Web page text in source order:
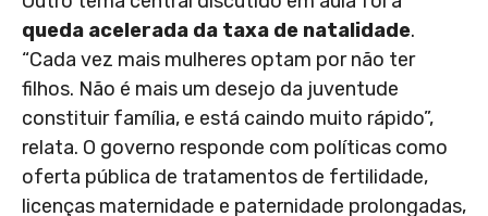
queda acelerada da taxa de natalidade.
“Cada vez mais mulheres optam por não ter
filhos. Não é mais um desejo da juventude
constituir família, e está caindo muito rápido”,
relata. O governo responde com políticas como
oferta pública de tratamentos de fertilidade,
licenças maternidade e paternidade prolongadas,